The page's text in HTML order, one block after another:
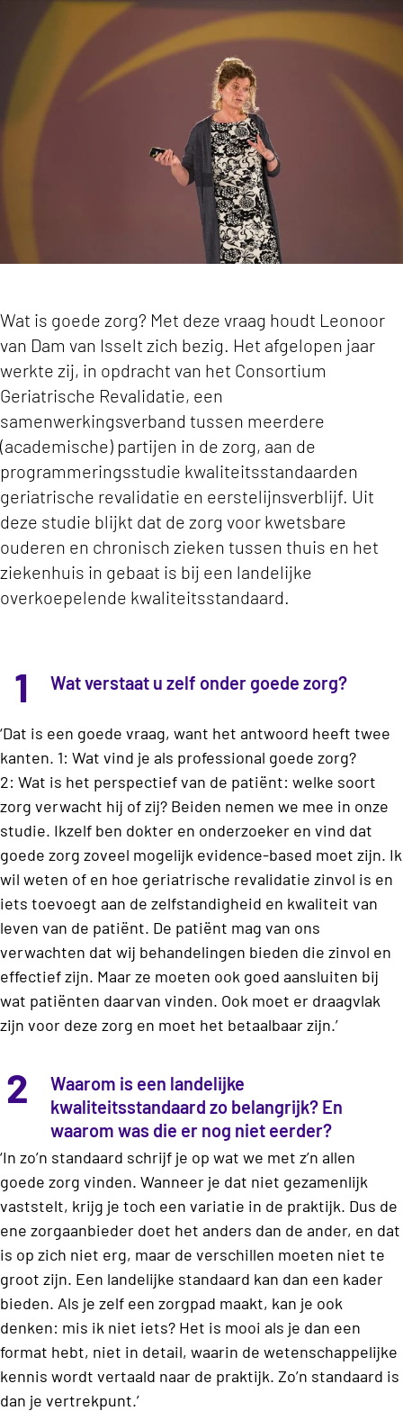
Leonoor van Dam van Isselt: ‘Het
Wat is goede zorg? Met deze vraag houdt Leonoor
van Dam van Isselt zich bezig. Het afgelopen jaar
werkte zij, in opdracht van het Consortium
Geriatrische Revalidatie, een
samenwerkingsverband tussen meerdere
(academische) partijen in de zorg, aan de
programmeringsstudie kwaliteitsstandaarden
geriatrische revalidatie en eerstelijnsverblijf. Uit
deze studie blijkt dat de zorg voor kwetsbare
ouderen en chronisch zieken tussen thuis en het
ziekenhuis in gebaat is bij een landelijke
overkoepelende kwaliteitsstandaard.
1 Wat verstaat u zelf onder goede zorg?
‘Dat is een goede vraag, want het antwoord heeft twee
kanten. 1: Wat vind je als professional goede zorg?
2: Wat is het perspectief van de patiënt: welke soort
zorg verwacht hij of zij? Beiden nemen we mee in onze
studie. Ikzelf ben dokter en onderzoeker en vind dat
goede zorg zoveel mogelijk evidence-based moet zijn. Ik
wil weten of en hoe geriatrische revalidatie zinvol is en
iets toevoegt aan de zelfstandigheid en kwaliteit van
leven van de patiënt. De patiënt mag van ons
verwachten dat wij behandelingen bieden die zinvol en
effectief zijn. Maar ze moeten ook goed aansluiten bij
wat patiënten daarvan vinden. Ook moet er draagvlak
zijn voor deze zorg en moet het betaalbaar zijn.’
2
Waarom is een landelijke
kwaliteitsstandaard zo belangrijk? En
waarom was die er nog niet eerder?
‘In zo’n standaard schrijf je op wat we met z’n allen
goede zorg vinden. Wanneer je dat niet gezamenlijk
vaststelt, krijg je toch een variatie in de praktijk. Dus de
ene zorgaanbieder doet het anders dan de ander, en dat
is op zich niet erg, maar de verschillen moeten niet te
groot zijn. Een landelijke standaard kan dan een kader
bieden. Als je zelf een zorgpad maakt, kan je ook
denken: mis ik niet iets? Het is mooi als je dan een
format hebt, niet in detail, waarin de wetenschappelijke
kennis wordt vertaald naar de praktijk. Zo’n standaard is
dan je vertrekpunt.’